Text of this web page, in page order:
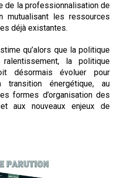
de la professionnalisation de
mutualisant les ressources
déjà existantes.
qu’alors que la politique
la politique
désormais évoluer pour
énergétique, au
formes d’organisation des
aux nouveaux enjeux de